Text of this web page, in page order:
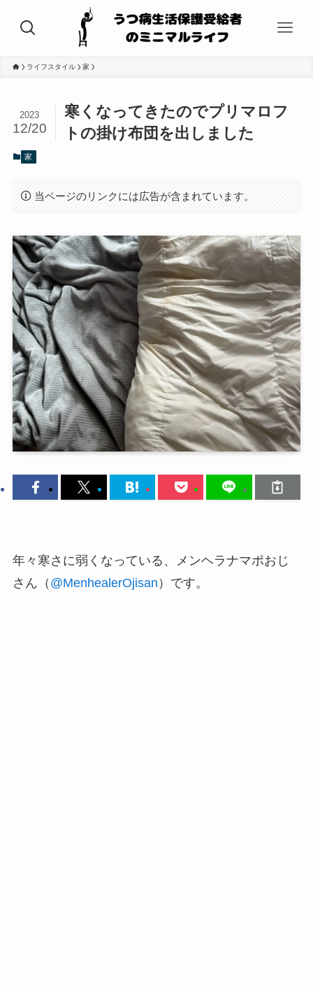
ライフスタイル 家
寒くなってきたのでプリマロフ
トの掛け布団を出しました
2023
12/20
家
当ページのリンクには広告が含まれています。
年々寒さに弱くなっている、メンヘラナマポおじ
さん（ @MenhealerOjisan ）です。